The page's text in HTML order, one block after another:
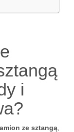
i
ze sztangą